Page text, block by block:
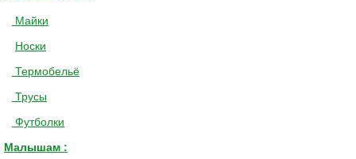
Майки
Носки
Термобельё
Трусы
Футболки
Малышам :